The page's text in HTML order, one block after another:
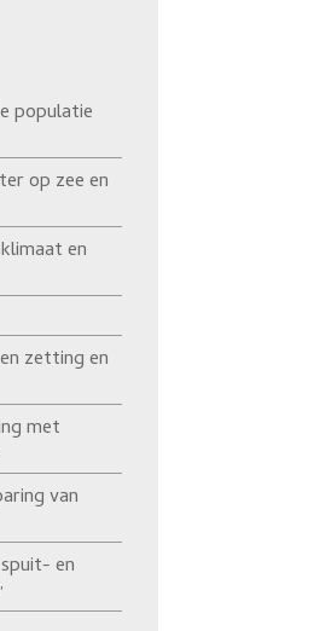
populatie
op zee en
en
zetting en
met
van
en